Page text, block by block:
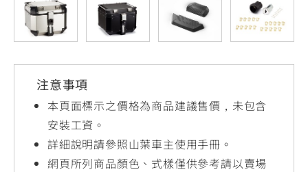
251~549
YZF-R15
150
Y-
AMT
550+
MT-
251~549
MT-
150
FZ-X
150
AUGUR
150
FORCE
2.0
150
RS NEO
125
注意事項
本頁面標示之價格為商品建議售價，未包含
安裝工資。
詳細說明請參照山葉車主使用手冊。
網頁所列商品顏色、式樣僅供參考請以賣場